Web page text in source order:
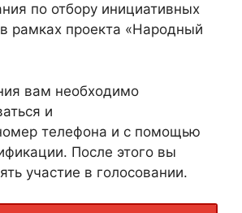
по отбору инициативных
рамках проекта «Народный
вам необходимо
и
телефона и с помощью
После этого вы
участие в голосовании.